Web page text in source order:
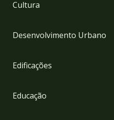
Cultura
Desenvolvimento Urbano
Edificações
Educação